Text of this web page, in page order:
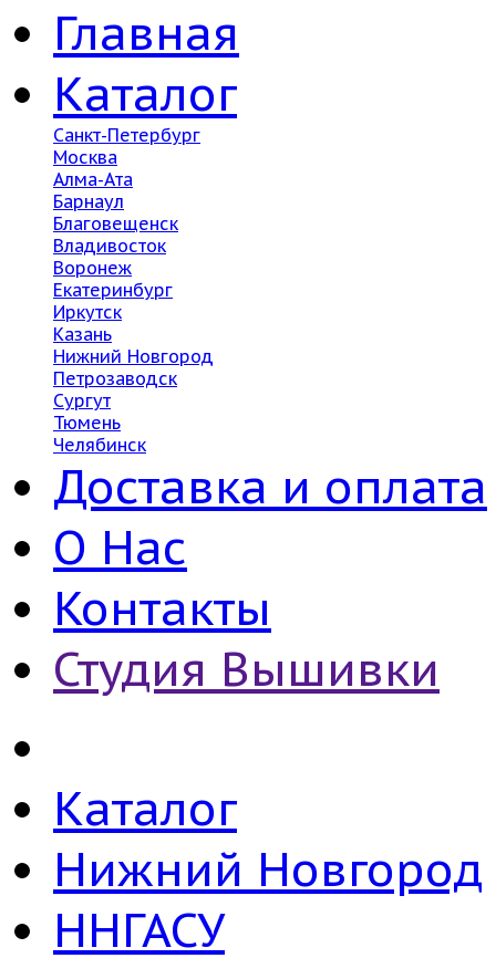
Главная
Каталог
Санкт-Петербург
Москва
Алма-Ата
Барнаул
Благовещенск
Владивосток
Воронеж
Екатеринбург
Иркутск
Казань
Нижний Новгород
Петрозаводск
Сургут
Тюмень
Челябинск
Доставка и оплата
О Нас
Контакты
Студия Вышивки
Каталог
Нижний Новгород
ННГАСУ